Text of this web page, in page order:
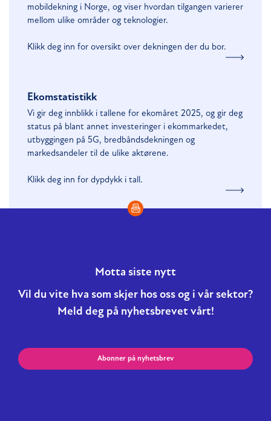
mobildekning i Norge, og viser hvordan tilgangen varierer
mellom ulike områder og teknologier.
Klikk deg inn for oversikt over dekningen der du bor.
Ekomstatistikk
Vi gir deg innblikk i tallene for ekomåret 2025, og gir deg
status på blant annet investeringer i ekommarkedet,
utbyggingen på 5G, bredbåndsdekningen og
markedsandeler til de ulike aktørene.
Klikk deg inn for dypdykk i tall.
Motta siste nytt
Vil du vite hva som skjer hos oss og i vår sektor?
Meld deg på nyhetsbrevet vårt!
Abonner på nyhetsbrev